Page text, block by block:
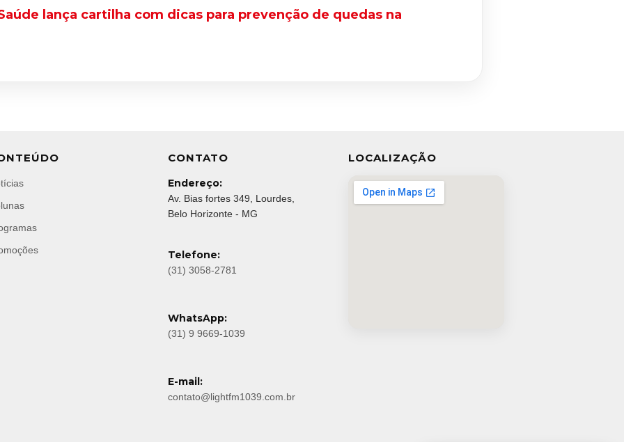
lança cartilha com dicas para prevenção de quedas na
CONTATO
Endereço:
Av. Bias fortes 349, Lourdes,
Belo Horizonte - MG
Telefone:
(31) 3058-2781
WhatsApp:
(31) 9 9669-1039
E-mail:
contato@lightfm1039.com.br
LOCALIZAÇÃO